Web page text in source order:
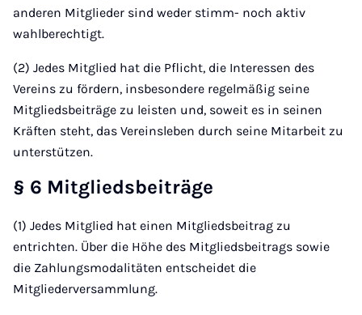
anderen Mitglieder sind weder stimm- noch aktiv
wahlberechtigt.
(2) Jedes Mitglied hat die Pflicht, die Interessen des
Vereins zu fördern, insbesondere regelmäßig seine
Mitgliedsbeiträge zu leisten und, soweit es in seinen
Kräften steht, das Vereinsleben durch seine Mitarbeit zu
unterstützen.
§ 6 Mitgliedsbeiträge
(1) Jedes Mitglied hat einen Mitgliedsbeitrag zu
entrichten. Über die Höhe des Mitgliedsbeitrags sowie
die Zahlungsmodalitäten entscheidet die
Mitgliederversammlung.